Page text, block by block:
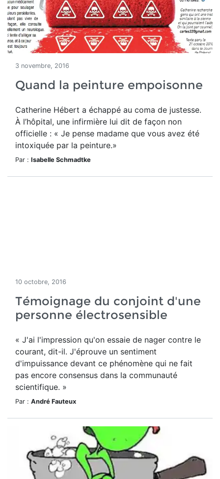
3 novembre, 2016
Quand la peinture empoisonne
Catherine Hébert a échappé au coma de justesse.
À l’hôpital, une infirmière lui dit de façon non
officielle : « Je pense madame que vous avez été
intoxiquée par la peinture.»
Par : Isabelle Schmadtke
10 octobre, 2016
Témoignage du conjoint d'une
personne électrosensible
« J'ai l'impression qu'on essaie de nager contre le
courant, dit-il. J'éprouve un sentiment
d'impuissance devant ce phénomène qui ne fait
pas encore consensus dans la communauté
scientifique. »
Par : André Fauteux